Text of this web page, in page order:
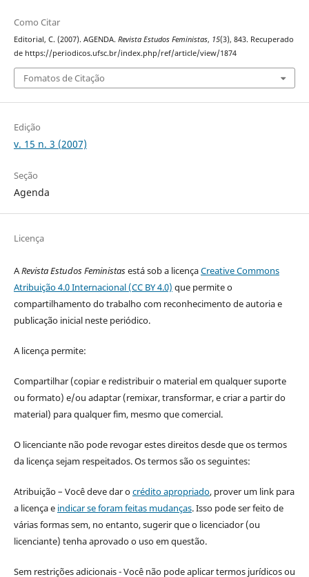
Como Citar
Editorial, C. (2007). AGENDA. Revista Estudos Feministas, 15(3), 843. Recuperado
de https://periodicos.ufsc.br/index.php/ref/article/view/1874
Fomatos de Citação
Edição
v. 15 n. 3 (2007)
Seção
Agenda
Licença
ARevista Estudos Feministasestá sob a licençaCreative Commons
Atribuição 4.0 Internacional (CC BY 4.0) que permite o
compartilhamento do trabalho com reconhecimento de autoria e
publicação inicial neste periódico.
A licença permite:
Compartilhar (copiar e redistribuir o material em qualquer suporte
ou formato) e/ou adaptar (remixar, transformar, e criar a partir do
material) para qualquer fim, mesmo que comercial.
O licenciante não pode revogar estes direitos desde que os termos
da licença sejam respeitados. Os termos são os seguintes:
Atribuição – Você deve dar ocrédito apropriado, prover um link para
a licença e indicar se foram feitas mudanças. Isso pode ser feito de
várias formas sem, no entanto, sugerir que o licenciador (ou
licenciante) tenha aprovado o uso em questão.
Sem restrições adicionais - Você não pode aplicar termos jurídicos ou